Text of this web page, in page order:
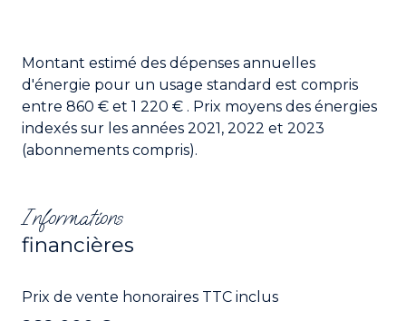
Montant estimé des dépenses annuelles
d'énergie pour un usage standard est compris
entre 860 € et 1 220 € . Prix moyens des énergies
indexés sur les années 2021, 2022 et 2023
(abonnements compris).
Informations
financières
Prix de vente honoraires TTC inclus